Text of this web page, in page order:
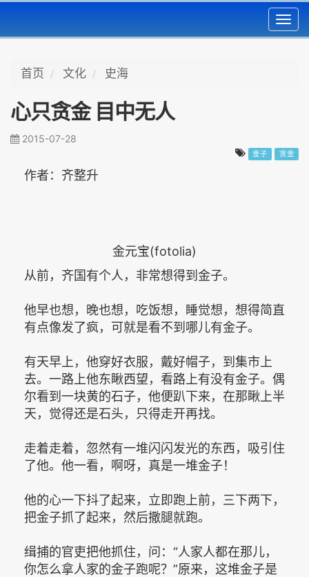
首页 文化 史海
心只贪金 目中无人
2015-07-28
金子 贪金
作者：齐整升
金元宝(fotolia)
从前，齐国有个人，非常想得到金子。
他早也想，晚也想，吃饭想，睡觉想，想得简直
有点像发了疯，可就是看不到哪儿有金子。
有天早上，他穿好衣服，戴好帽子，到集市上
去。一路上他东瞅西望，看路上有没有金子。偶
尔看到一块黄的石子，他便趴下来，在那瞅上半
天，觉得还是石头，只得走开再找。
走着走着，忽然有一堆闪闪发光的东西，吸引住
了他。他一看，啊呀，真是一堆金子！
他的心一下抖了起来，立即跑上前，三下两下，
把金子抓了起来，然后撒腿就跑。
缉捕的官吏把他抓住，问：“人家人都在那儿，
你怎么拿人家的金子跑呢？”原来，这堆金子是